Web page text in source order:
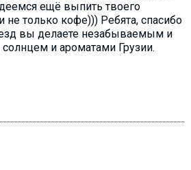
ещё выпить твоего
не только кофе))) Ребята, спасибо
вы делаете незабываемым и
и ароматами Грузии.